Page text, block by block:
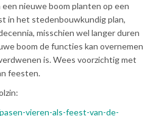
nieuwe boom planten op een
in het stedenbouwkundig plan,
misschien wel langer duren
boom de functies kan overnemen
is. Wees voorzichtig met
feesten.
vieren-als-feest-van-de-